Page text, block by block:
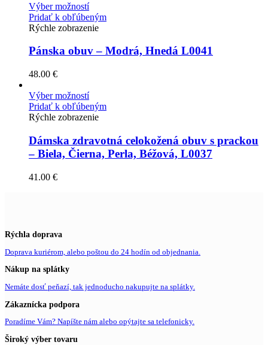
Výber možností
Pridať k obľúbeným
Rýchle zobrazenie
Pánska obuv – Modrá, Hnedá L0041
48.00 €
Výber možností
Pridať k obľúbeným
Rýchle zobrazenie
Dámska zdravotná celokožená obuv s prackou
– Biela, Čierna, Perla, Béžová, L0037
41.00 €
Rýchla doprava
Doprava kuriérom, alebo poštou do 24 hodín od objednania.
Nákup na splátky
Nemáte dosť peňazí, tak jednoducho nakupujte na splátky.
Zákaznícka podpora
Poradíme Vám? Napíšte nám alebo opýtajte sa telefonicky.
Široký výber tovaru